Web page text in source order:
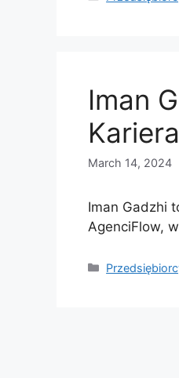
Iman
March 14, 2024
Iman Gadzhi
AgenciFlow,
Categories